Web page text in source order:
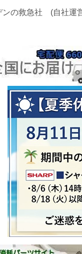
の救急社 (自社運